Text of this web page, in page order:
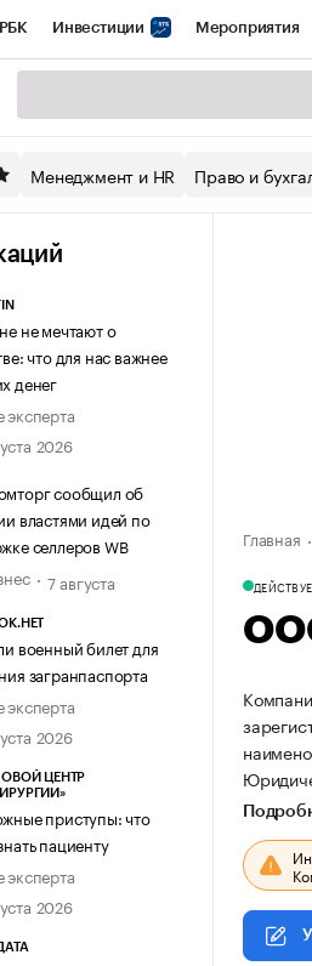
Инвестиции Мероприятия
СПб Конференции СПб
медиа
Менеджмент и HR Право и
не мечтают о
что для нас важнее
денег
2026
сообщил об
властями идей по
селлеров WB
7 августа
военный билет для
загранпаспорта
2026
ЦЕНТР
приступы: что
пациенту
2026
Главная